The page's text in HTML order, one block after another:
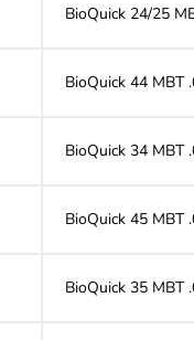
BioQuick 24/25
BioQuick 44 MBT
BioQuick 34 MBT
BioQuick 45 MBT
BioQuick 35 MBT